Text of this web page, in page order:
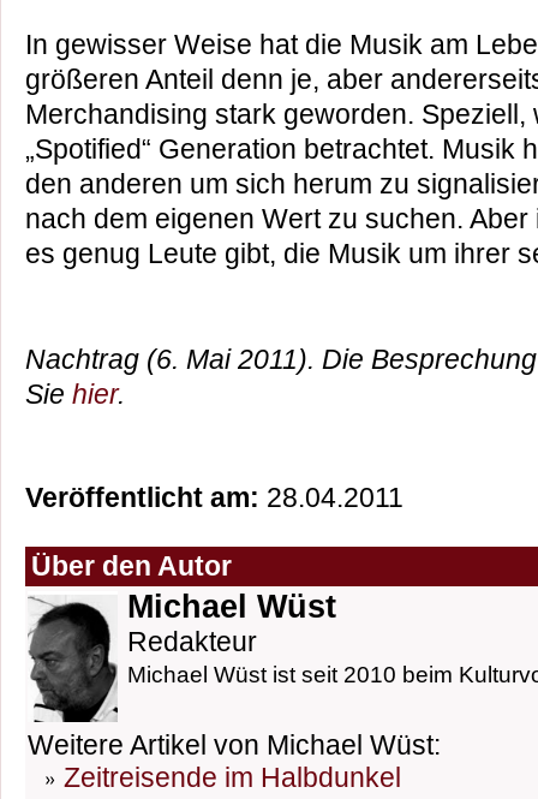
In gewisser Weise hat die Musik am
größeren Anteil denn je, aber
Merchandising stark geworden. Speziell,
„Spotified“ Generation betrachtet. Musik
den anderen um sich herum zu
nach dem eigenen Wert zu suchen.
es genug Leute gibt, die Musik um ihrer
Nachtrag (6. Mai 2011). Die
Sie hier.
Veröffentlicht am: 28.04.2011
Über den Autor
Michael Wüst
Redakteur
Michael Wüst ist seit 2010 beim
Weitere Artikel von Michael Wüst:
Zeitreisende im Halbdunkel